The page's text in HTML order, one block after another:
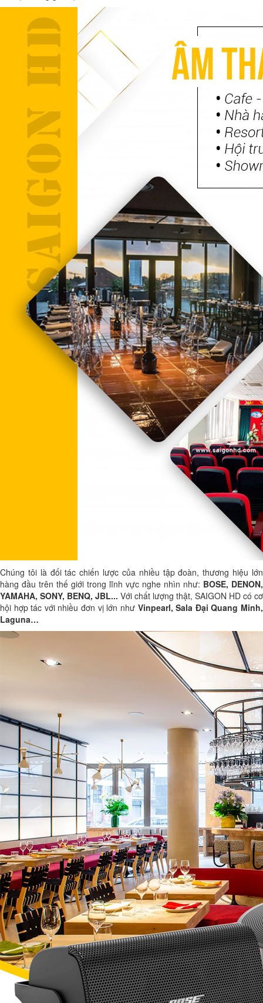
Chúng tôi là đối tác chiến lược của nhiều tập đoàn, thương hiệu lớn
hàng đầu trên thế giới trong lĩnh vực nghe nhìn như: BOSE, DENON,
YAMAHA, SONY, BENQ, JBL... Với chất lượng thật, SAIGON HD có cơ
hội hợp tác với nhiều đơn vị lớn như Vinpearl, Sala Đại Quang Minh,
Laguna…